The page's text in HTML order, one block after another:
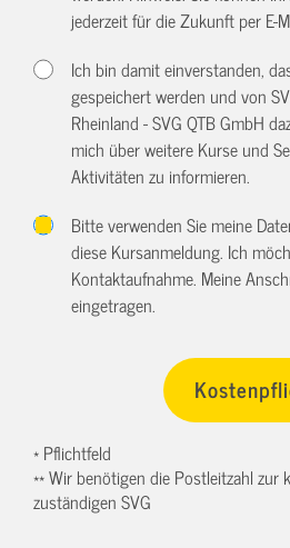
jederzeit für die Zukunft per E-
Ich bin damit einverstanden,
gespeichert werden und von
Rheinland - SVG QTB GmbH
mich über weitere Kurse und
Aktivitäten zu informieren.
Bitte verwenden Sie meine
diese Kursanmeldung. Ich
Kontaktaufnahme. Meine
eingetragen.
* Pflichtfeld
** Wir benötigen die Postleitzahl
zuständigen SVG